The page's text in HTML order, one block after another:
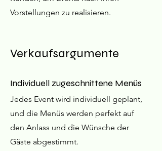
Vorstellungen zu realisieren.
Verkaufsargumente
Individuell zugeschnittene Menüs
Jedes Event wird individuell geplant,
und die Menüs werden perfekt auf
den Anlass und die Wünsche der
Gäste abgestimmt.